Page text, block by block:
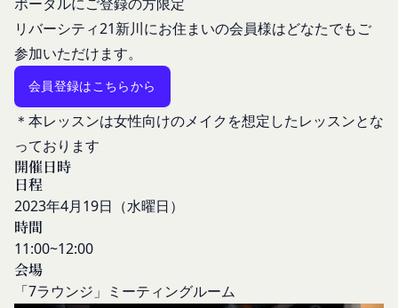
リバーシティ21新川にお住まいの会員様はどなたでもご
参加いただけます。
会員登録はこちらから
＊本レッスンは女性向けのメイクを想定したレッスンとな
っております
開催日時
日程
2023年4月19日（水曜日）
時間
11:00~12:00
会場
「7ラウンジ」 ミーティングルーム
キーの受け取りを拒否された場合、当社のサービス
の一部がご利用できなくなることがあります。
適正管理
当社は、お客様情報への不正なアクセスや漏洩等を
防ぐため、セキュリティーの維持に努めます。ま
た、当社は、当社の通常の事業運営に照らして当社
が不要と判断した場合、お客様から取得したお客様
情報を安全かつ合理的な方法で消去します。
当社は、以下の場合、お客様情報を第三者と共有す
供した相手方を「提供先」といいます。）
当社は、お客様の同意を得た場合、お客様情報（個
な変更の場合には、当該通知を省略することができ
ます。
本規約変更の効力発生日後に本サービスの利用を行
った場合、会員は本規約の変更に同意したものとみ
当社が提供する本サービス以外のサービス又は提携
パートナーが提供するサービスについては、各サー
ビスに定められる利用規約等に従ってご利用くださ
本契約において使用される以下の各用語は各々以下
第3条（提供されるサービス）
ービスとします。